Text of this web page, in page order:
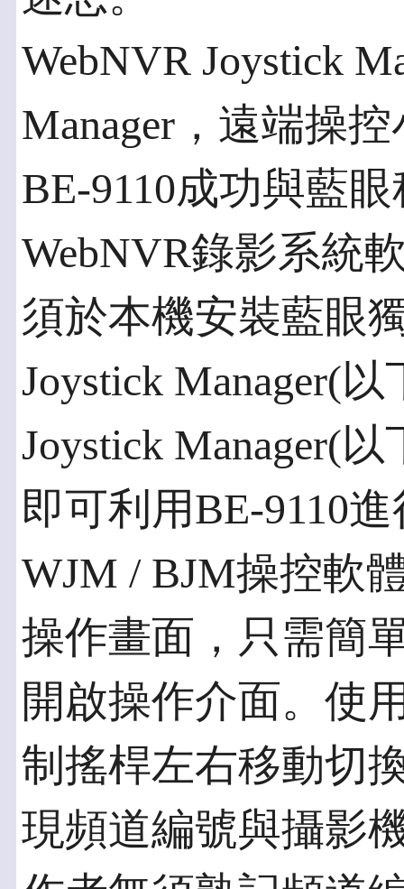
WebNVR Joystick
Manager，遠端操
BE-9110成功與藍
WebNVR錄影系統
須於本機安裝藍眼
Joystick Manager(
Joystick Manager(
即可利用BE-9110
WJM / BJM操控軟
操作畫面，只需簡
開啟操作介面。使
制搖桿左右移動切
現頻道編號與攝影